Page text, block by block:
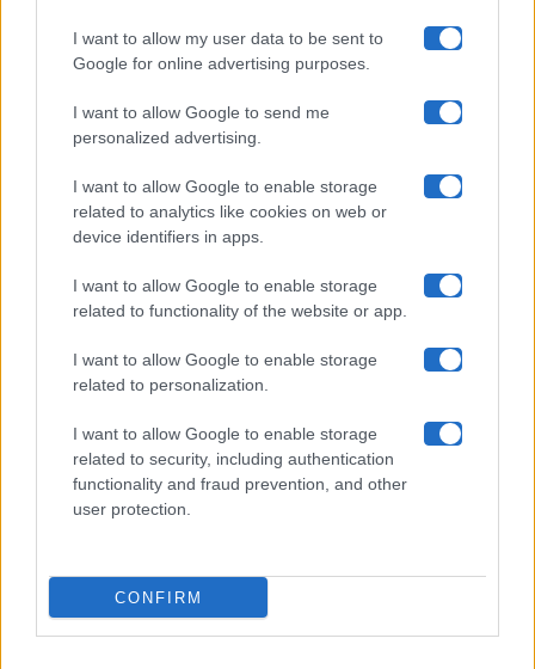
I want to allow my user data to be sent to
Google for online advertising purposes.
I want to allow Google to send me
personalized advertising.
I want to allow Google to enable storage
related to analytics like cookies on web or
device identifiers in apps.
I want to allow Google to enable storage
related to functionality of the website or app.
I want to allow Google to enable storage
related to personalization.
I want to allow Google to enable storage
related to security, including authentication
functionality and fraud prevention, and other
user protection.
CONFIRM
Maste S.r.l.
Chi siamo
Collabora con noi
Contatti
Privacy Policy
Cookie Policy
Preferenze Privacy- Riproduzione riservata - Photo
Credits: Le immagini presenti in questo sito sono di
proprietà di Maste Srl